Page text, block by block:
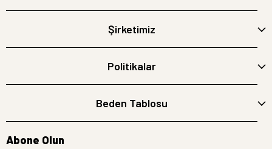
Şirketimiz
Politikalar
Beden Tablosu
Abone Olun